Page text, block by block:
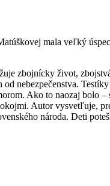
mala veľký
zbojnícky život,
nebezpečenstva.
Ako to naozaj bolo
Autor vysvetľuje,
národa. Deti